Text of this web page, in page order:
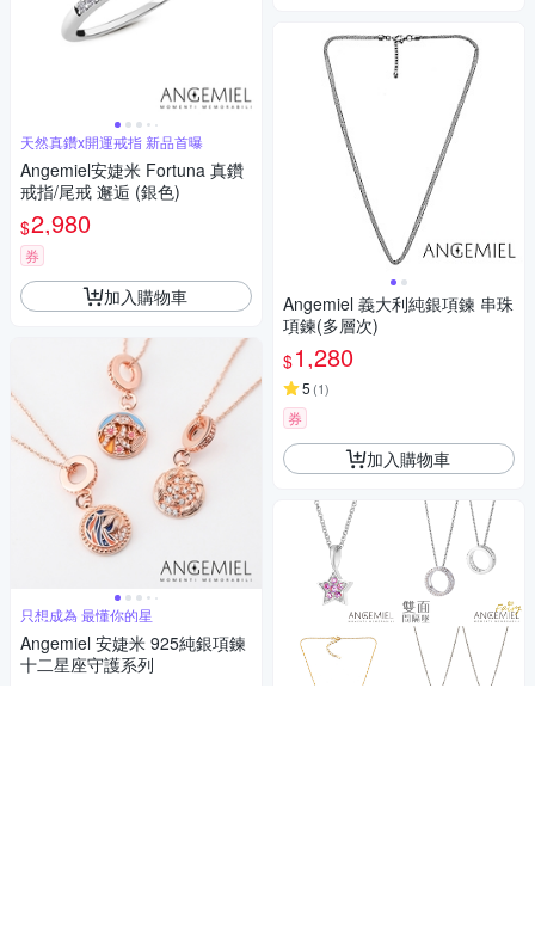
天然真鑽x開運戒指 新品首曝
Angemiel安婕米 Fortuna 真鑽
戒指/尾戒 邂逅 (銀色)
$2,980
券
加入購物車
只想成為 最懂你的星
Angemiel 安婕米 925純銀項鍊
十二星座守護系列
Angemiel 義大利純銀項鍊 串珠
項鍊(多層次)
$1,280
5 (1)
券
加入購物車